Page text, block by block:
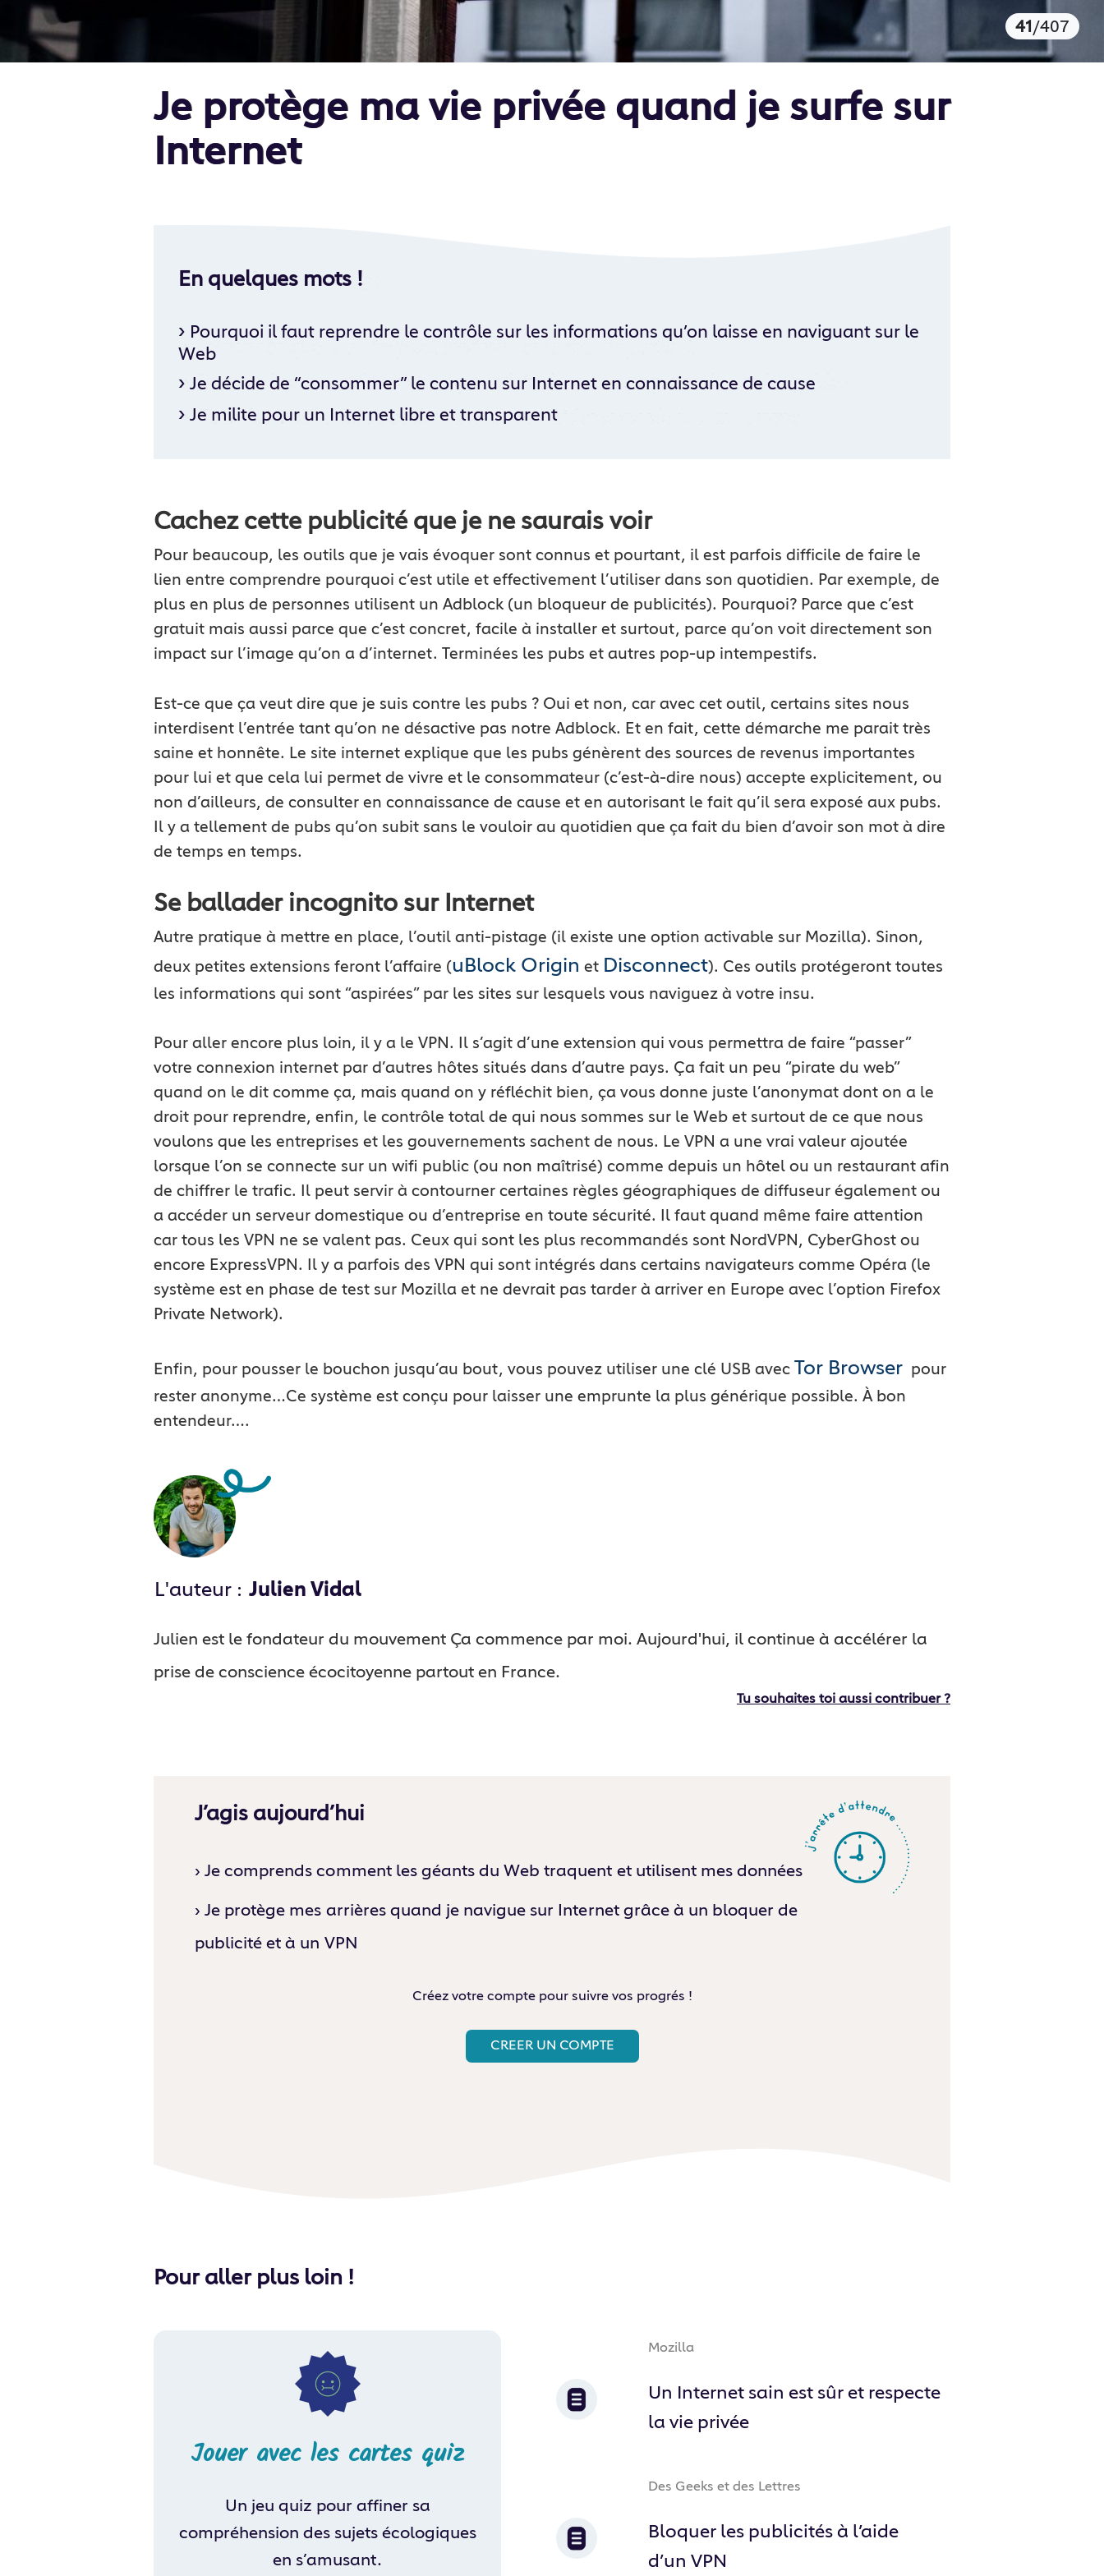
41 /407
Je protège ma vie privée quand je surfe sur
Internet
En quelques mots !
› Pourquoi il faut reprendre le contrôle sur les informations qu’on laisse en naviguant sur le
Web
› Je décide de “consommer” le contenu sur Internet en connaissance de cause
› Je milite pour un Internet libre et transparent
Cachez cette publicité que je ne saurais voir
Pour beaucoup, les outils que je vais évoquer sont connus et pourtant, il est parfois difficile de faire le
lien entre comprendre pourquoi c’est utile et effectivement l’utiliser dans son quotidien. Par exemple, de
plus en plus de personnes utilisent un Adblock (un bloqueur de publicités). Pourquoi? Parce que c’est
gratuit mais aussi parce que c’est concret, facile à installer et surtout, parce qu’on voit directement son
impact sur l’image qu’on a d’internet. Terminées les pubs et autres pop-up intempestifs.
Est-ce que ça veut dire que je suis contre les pubs ? Oui et non, car avec cet outil, certains sites nous
interdisent l’entrée tant qu’on ne désactive pas notre Adblock. Et en fait, cette démarche me parait très
saine et honnête. Le site internet explique que les pubs génèrent des sources de revenus importantes
pour lui et que cela lui permet de vivre et le consommateur (c’est-à-dire nous) accepte explicitement, ou
non d’ailleurs, de consulter en connaissance de cause et en autorisant le fait qu’il sera exposé aux pubs.
Il y a tellement de pubs qu’on subit sans le vouloir au quotidien que ça fait du bien d’avoir son mot à dire
de temps en temps.
Se ballader incognito sur Internet
Autre pratique à mettre en place, l’outil anti-pistage (il existe une option activable sur Mozilla). Sinon,
deux petites extensions feront l’affaire (uBlock Origin et Disconnect). Ces outils protégeront toutes
les informations qui sont “aspirées” par les sites sur lesquels vous naviguez à votre insu.
Pour aller encore plus loin, il y a le VPN. Il s’agit d’une extension qui vous permettra de faire “passer”
votre connexion internet par d’autres hôtes situés dans d’autre pays. Ça fait un peu “pirate du web”
quand on le dit comme ça, mais quand on y réfléchit bien, ça vous donne juste l’anonymat dont on a le
droit pour reprendre, enfin, le contrôle total de qui nous sommes sur le Web et surtout de ce que nous
voulons que les entreprises et les gouvernements sachent de nous. Le VPN a une vrai valeur ajoutée
lorsque l’on se connecte sur un wifi public (ou non maîtrisé) comme depuis un hôtel ou un restaurant afin
de chiffrer le trafic. Il peut servir à contourner certaines règles géographiques de diffuseur également ou
a accéder un serveur domestique ou d’entreprise en toute sécurité. Il faut quand même faire attention
car tous les VPN ne se valent pas. Ceux qui sont les plus recommandés sont NordVPN, CyberGhost ou
encore ExpressVPN. Il y a parfois des VPN qui sont intégrés dans certains navigateurs comme Opéra (le
système est en phase de test sur Mozilla et ne devrait pas tarder à arriver en Europe avec l’option Firefox
Private Network).
Enfin, pour pousser le bouchon jusqu’au bout, vous pouvez utiliser une clé USB avec Tor Browser pour
rester anonyme…Ce système est conçu pour laisser une emprunte la plus générique possible. À bon
entendeur….
L'auteur : Julien Vidal
Julien est le fondateur du mouvement Ça commence par moi. Aujourd'hui, il continue à accélérer la
prise de conscience écocitoyenne partout en France.
Tu souhaites toi aussi contribuer ?
J’agis aujourd’hui
› Je comprends comment les géants du Web traquent et utilisent mes données
› Je protège mes arrières quand je navigue sur Internet grâce à un bloquer de
publicité et à un VPN
Créez votre compte pour suivre vos progrés !
CREER UN COMPTE
Pour aller plus loin !
Jouer avec les cartes quiz
Un jeu quiz pour affiner sa
compréhension des sujets écologiques
en s’amusant.
Mozilla
Un Internet sain est sûr et respecte
la vie privée
Des Geeks et des Lettres
Bloquer les publicités à l’aide
d’un VPN